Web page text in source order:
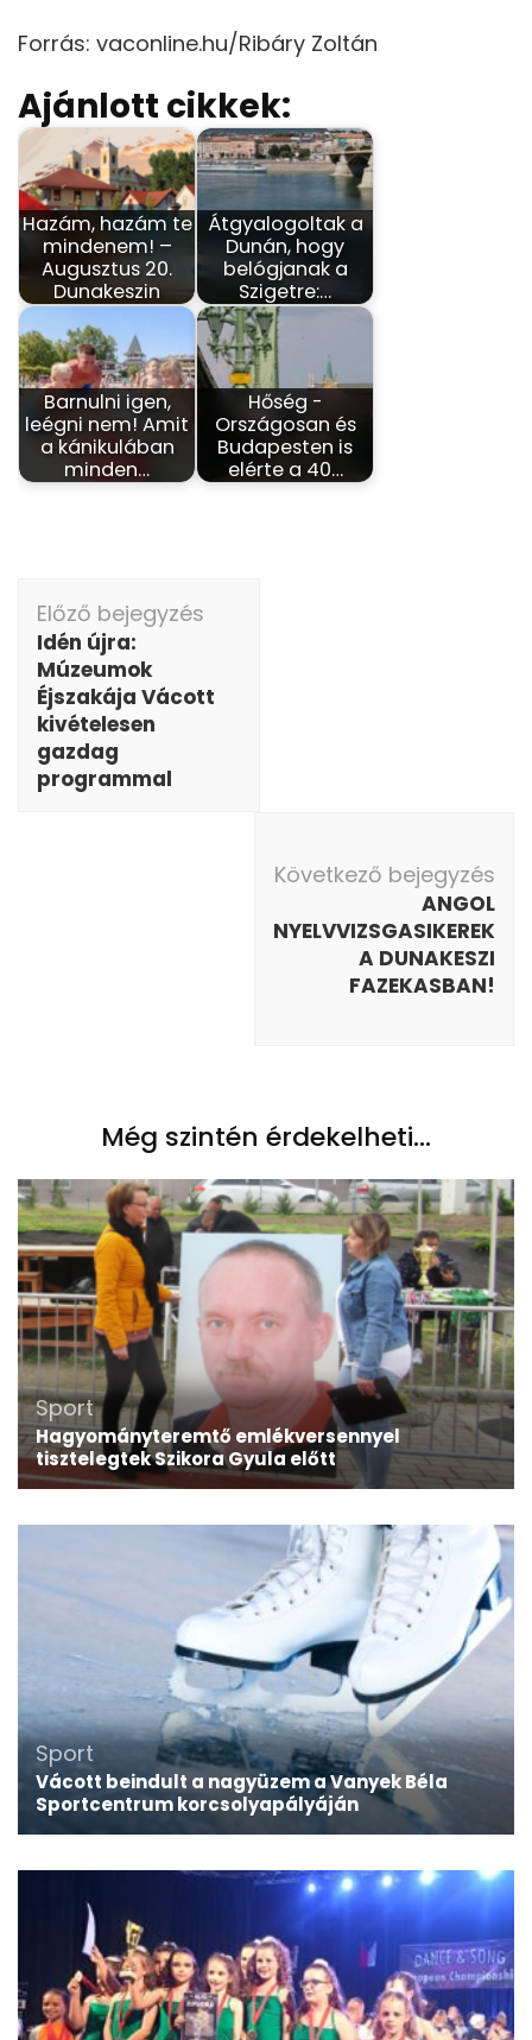
Forrás: vaconline.hu/Ribáry Zoltán
Ajánlott cikkek:
Hazám, hazám te
mindenem! –
Augusztus 20.
Dunakeszin
Átgyalogoltak a
Dunán, hogy
belógjanak a
Szigetre:…
Barnulni igen,
leégni nem! Amit
a kánikulában
minden…
Hőség -
Országosan és
Budapesten is
elérte a 40…
Bejegyzés
navigáció
Előző bejegyzés
Idén újra:
Múzeumok
Éjszakája Vácott
kivételesen
gazdag
programmal
Következő bejegyzés
ANGOL
NYELVVIZSGASIKEREK
A DUNAKESZI
FAZEKASBAN!
Még szintén érdekelheti...
Sport
Hagyományteremtő emlékversennyel
tisztelegtek Szikora Gyula előtt
Sport
Vácott beindult a nagyüzem a Vanyek Béla
Sportcentrum korcsolyapályáján